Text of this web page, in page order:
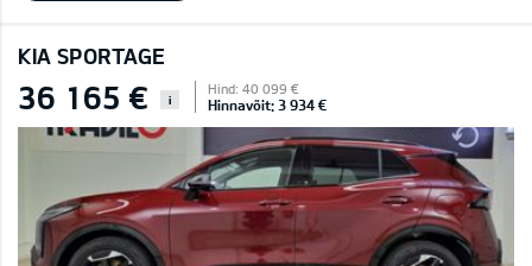
KIA SPORTAGE
36 165 € i
Hind: 40 099 €
Hinnavõit: 3 934 €